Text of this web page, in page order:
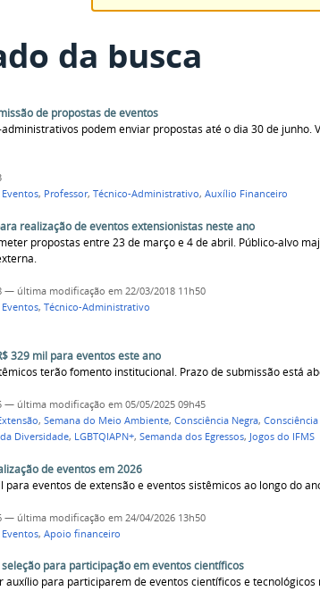
da busca
de propostas de eventos
podem enviar propostas até o dia 30 de junho.
Eventos, Professor, Técnico-Administrativo, Auxílio Financeiro
realização de eventos extensionistas neste ano
propostas entre 23 de março e 4 de abril. Público-alvo
— última modificação em 22/03/2018 11h50
Eventos, Técnico-Administrativo
329 mil para eventos este ano
terão fomento institucional. Prazo de submissão está
— última modificação em 05/05/2025 09h45
, Semana do Meio Ambiente, Consciência Negra,
Diversidade, LGBTQIAPN+, Semanda dos Egressos, Jogos do IFMS
de eventos em 2026
para eventos de extensão e eventos sistêmicos ao longo do
— última modificação em 24/04/2026 13h50
Eventos, Apoio financeiro
para participação em eventos científicos
auxílio para participarem de eventos científicos e tecnológicos